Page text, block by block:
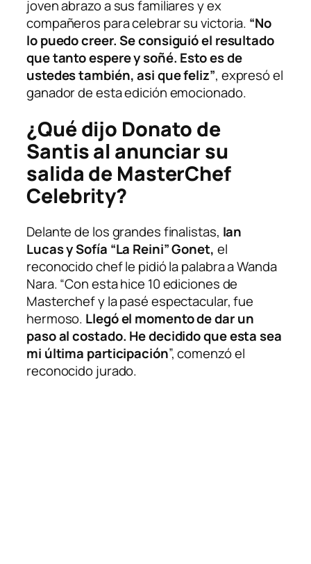
joven abrazo a sus familiares y ex
compañeros para celebrar su victoria. “No
lo puedo creer. Se consiguió el resultado
que tanto espere y soñé. Esto es de
ustedes también, asi que feliz”, expresó el
ganador de esta edición emocionado.
¿Qué dijo Donato de
Santis al anunciar su
salida de MasterChef
Celebrity?
Delante de los grandes finalistas, Ian
Lucas y Sofía “La Reini” Gonet, el
reconocido chef le pidió la palabra a Wanda
Nara. “Con esta hice 10 ediciones de
Masterchef y la pasé espectacular, fue
hermoso. Llegó el momento de dar un
paso al costado. He decidido que esta sea
mi última participación”, comenzó el
reconocido jurado.